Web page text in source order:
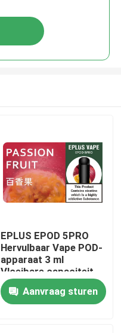
EPLUS EPOD 5PRO
Hervulbaar Vape POD-
apparaat 3 ml
Vloeibare capaciteit
20 mg/ml Nicotine
Aanvraag sturen